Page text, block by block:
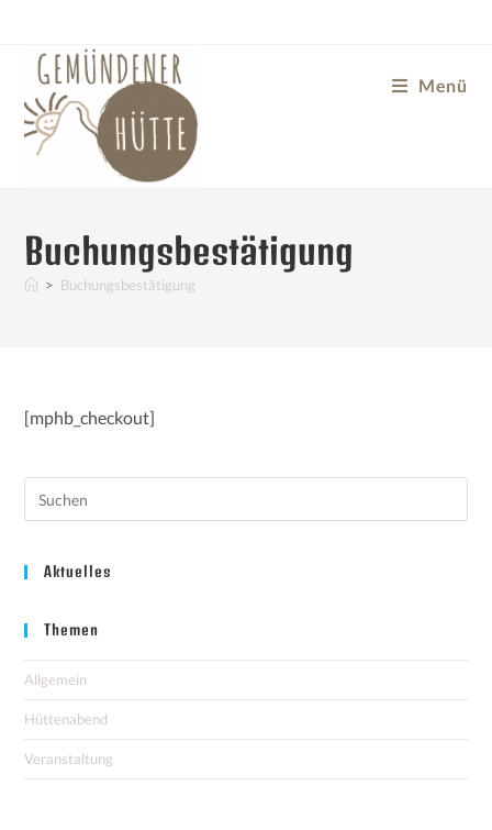
Menü
Buchungsbestätigung
> Buchungsbestätigung
[mphb_checkout]
Aktuelles
Themen
Allgemein
Hüttenabend
Veranstaltung